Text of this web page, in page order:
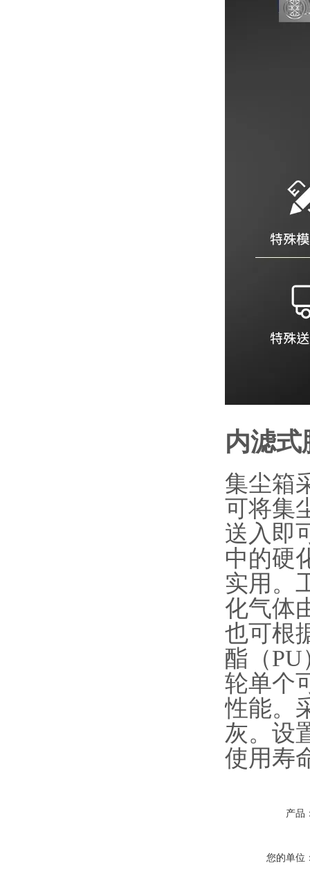
内滤式
集尘箱
可将集
送入即
中的硬
实用。
化气体
也可根
酯（
轮单个
性能。
灰。设
使用寿
产品
您的单位